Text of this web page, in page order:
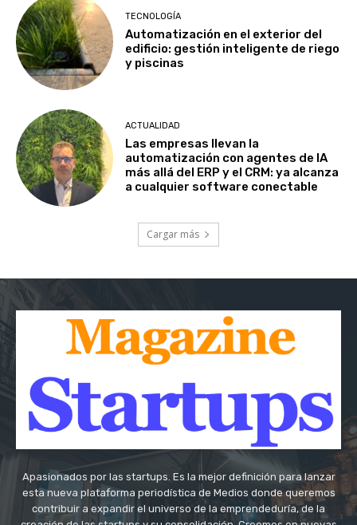
TECNOLOGÍA
Automatización en el exterior del
edificio: gestión inteligente de riego
y piscinas
ACTUALIDAD
Las empresas llevan la
automatización con agentes de IA
más allá del ERP y el CRM: ya alcanza
a cualquier software conectable
Cargar más
Apasionados por las startups. Es la mejor definición para lanzar
esta nueva plataforma periodística de Medios donde queremos
contribuir a expandir el universo de la emprendeduría, de la